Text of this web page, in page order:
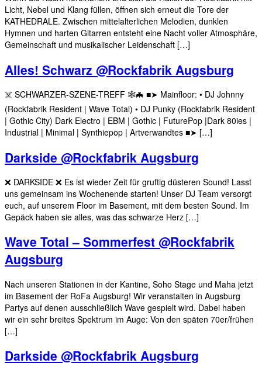
Licht, Nebel und Klang füllen, öffnen sich erneut die Tore der
KATHEDRALE. Zwischen mittelalterlichen Melodien, dunklen
Hymnen und harten Gitarren entsteht eine Nacht voller Atmosphäre,
Gemeinschaft und musikalischer Leidenschaft […]
Alles! Schwarz @Rockfabrik Augsburg
☠️ SCHWARZER-SZENE-TREFF 🕸🦇 ■➤ Mainfloor: • DJ Johnny
(Rockfabrik Resident | Wave Total) • DJ Punky (Rockfabrik Resident
| Gothic City) Dark Electro | EBM | Gothic | FuturePop |Dark 80ies |
Industrial | Minimal | Synthiepop | Artverwandtes ■➤ […]
Darkside @Rockfabrik Augsburg
❌️ DARKSIDE ❌️ Es ist wieder Zeit für gruftig düsteren Sound! Lasst
uns gemeinsam ins Wochenende starten! Unser DJ Team versorgt
euch, auf unserem Floor im Basement, mit dem besten Sound. Im
Gepäck haben sie alles, was das schwarze Herz […]
Wave Total – Sommerfest @Rockfabrik
Augsburg
Nach unseren Stationen in der Kantine, Soho Stage und Maha jetzt
im Basement der RoFa Augsburg! Wir veranstalten in Augsburg
Partys auf denen ausschließlich Wave gespielt wird. Dabei haben
wir ein sehr breites Spektrum im Auge: Von den späten 70er/frühen
[…]
Darkside @Rockfabrik Augsburg